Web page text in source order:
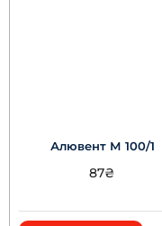
Алювент М 100/1
87₴